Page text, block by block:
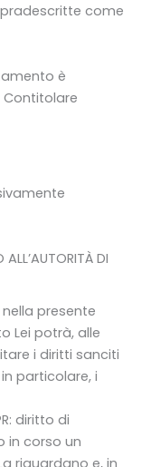
come
è
ALL’AUTORITÀ DI
presente
Lei potrà, alle
i diritti sanciti
in particolare, i
diritto di
in corso un